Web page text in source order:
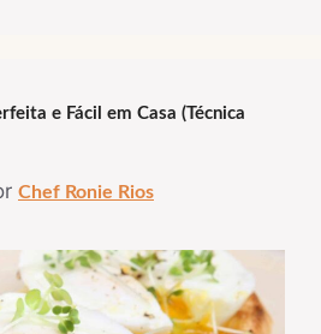
e Fácil em Casa (Técnica
Chef Ronie Rios